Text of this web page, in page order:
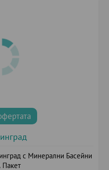
с Минерални Басейни